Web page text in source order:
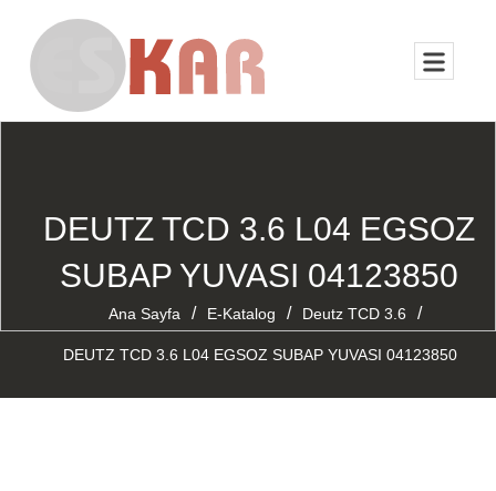
DEUTZ TCD 3.6 L04 EGSOZ
SUBAP YUVASI 04123850
Ana Sayfa / E-Katalog / Deutz TCD 3.6 /
DEUTZ TCD 3.6 L04 EGSOZ SUBAP YUVASI 04123850